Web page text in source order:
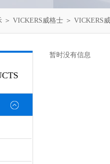
＞ VICKERS威格士 ＞ VICKERS
暂时没有信息